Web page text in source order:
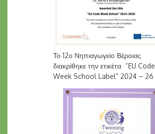
Το 12ο Νηπιαγωγείο Βέροιας
διακρίθηκε την ετικέτα “EU Code
Week School Label” 2024 – 26